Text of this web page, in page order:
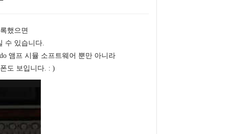
했으면
수 있습니다.
앰프 시뮬 소프트웨어 뿐만 아니라
도 보입니다. : )